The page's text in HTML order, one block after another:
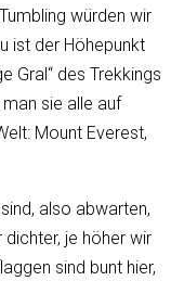
würden wir
ist der Höhepunkt
Gral“ des Trekkings
sie alle auf
Mount Everest,
also abwarten,
je höher wir
sind bunt hier,